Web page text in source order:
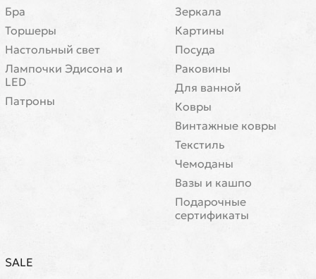
Бра
Торшеры
Настольный свет
Лампочки Эдисона и
LED
Патроны
Зеркала
Картины
Посуда
Раковины
Для ванной
Ковры
Винтажные ковры
Текстиль
Чемоданы
Вазы и кашпо
Подарочные
сертификаты
SALE